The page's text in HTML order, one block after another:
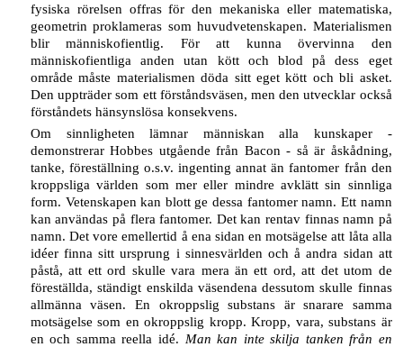
fysiska rörelsen offras för den mekaniska eller matematiska,
geometrin proklameras som huvudvetenskapen. Materialismen
blir människofientlig. För att kunna övervinna den
människofientliga anden utan kött och blod på dess eget
område måste materialismen döda sitt eget kött och bli asket.
Den uppträder som ett förståndsväsen, men den utvecklar också
förståndets hänsynslösa konsekvens.
Om sinnligheten lämnar människan alla kunskaper -
demonstrerar Hobbes utgående från Bacon - så är åskådning,
tanke, föreställning o.s.v. ingenting annat än fantomer från den
kroppsliga världen som mer eller mindre avklätt sin sinnliga
form. Vetenskapen kan blott ge dessa fantomer namn. Ett namn
kan användas på flera fantomer. Det kan rentav finnas namn på
namn. Det vore emellertid å ena sidan en motsägelse att låta alla
idéer finna sitt ursprung i sinnesvärlden och å andra sidan att
påstå, att ett ord skulle vara mera än ett ord, att det utom de
föreställda, ständigt enskilda väsendena dessutom skulle finnas
allmänna väsen. En okroppslig substans är snarare samma
motsägelse som en okroppslig kropp. Kropp, vara, substans är
en och samma reella idé. Man kan inte skilja tanken från en